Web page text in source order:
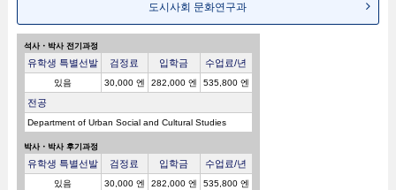
도시사회 문화연구과
석사・박사 전기과정
유학생 특별선발 검정료 입학금 수업료/년
있음 30,000 엔 282,000 엔 535,800 엔
전공
Department of Urban Social and Cultural Studies
박사・박사 후기과정
유학생 특별선발 검정료 입학금 수업료/년
있음 30,000 엔 282,000 엔 535,800 엔